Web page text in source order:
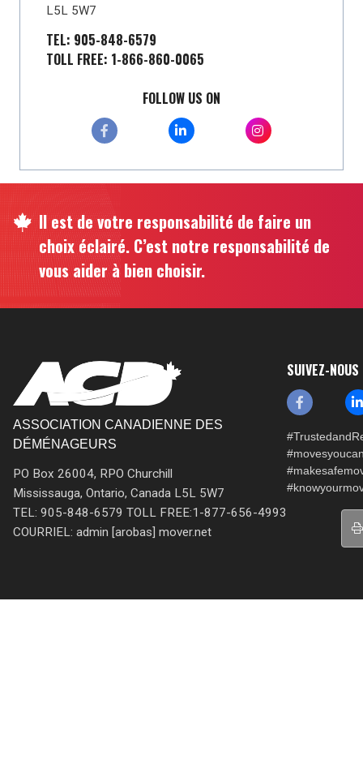
L5L 5W7
TEL: 905-848-6579
TOLL FREE: 1-866-860-0065
FOLLOW US ON
Il est de votre responsabilité de faire un
choix éclairé. C’est notre responsabilité de
vous aider à bien choisir.
ASSOCIATION CANADIENNE DES
DÉMÉNAGEURS
PO Box 26004, RPO Churchill
Mississauga, Ontario, Canada L5L 5W7
TEL: 905-848-6579 TOLL FREE:1-877-656-4993
COURRIEL: admin [arobas] mover.net
SUIVEZ-